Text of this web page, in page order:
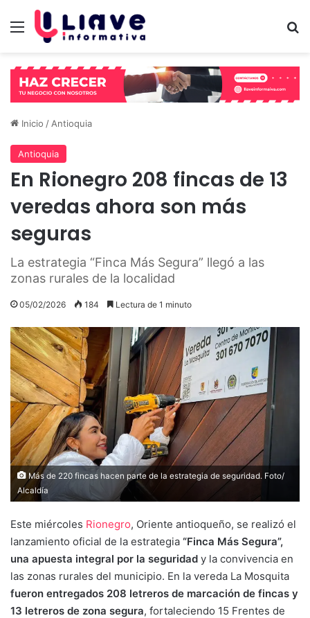
Menú
Inicio / Antioquia
Antioquia
En Rionegro 208 fincas de 13
veredas ahora son más
seguras
La estrategia “Finca Más Segura” llegó a las
zonas rurales de la localidad
05/02/2026 184 Lectura de 1 minuto
Más de 220 fincas hacen parte de la estrategia de seguridad. Foto/
Alcaldía
Este miércoles Rionegro, Oriente antioqueño, se realizó el
lanzamiento oficial de la estrategia “Finca Más Segura”,
una apuesta integral por la seguridad y la convivencia en
las zonas rurales del municipio. En la vereda La Mosquita
fueron entregados 208 letreros de marcación de fincas y
13 letreros de zona segura, fortaleciendo 15 Frentes de